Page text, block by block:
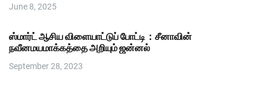
June 8, 2025
ஸ்மார்ட் ஆசிய விளையாட்டுப் போட்டி：சீனாவின்
நவீனமயமாக்கத்தை அறியும் ஜன்னல்
September 28, 2023